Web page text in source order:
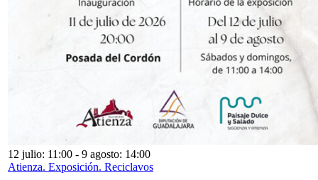
12 julio: 11:00 - 9 agosto: 14:00
Atienza. Exposición. Reciclavos